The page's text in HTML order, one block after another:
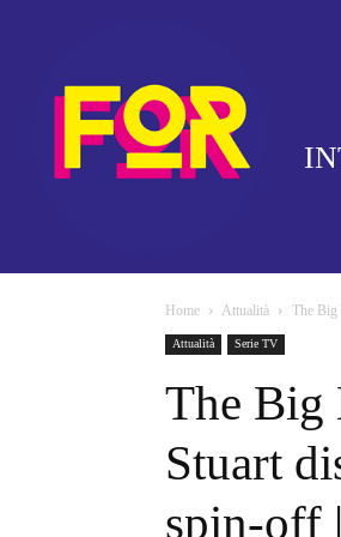
Home Attualità The Big
Attualità Serie TV
The Big
Stuart
spin-off